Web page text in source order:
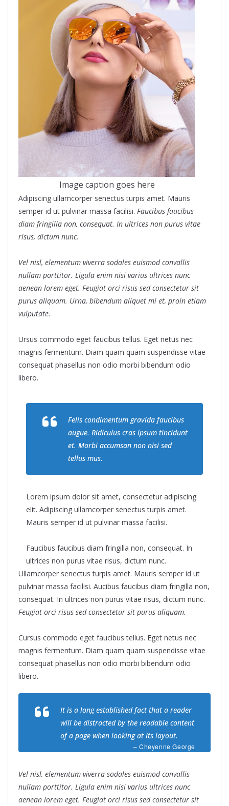
Image caption goes here
Adipiscing ullamcorper senectus turpis amet. Mauris
semper id ut pulvinar massa facilisi. Faucibus faucibus
diam fringilla non, consequat. In ultrices non purus vitae
risus, dictum nunc.
Vel nisl, elementum viverra sodales euismod convallis
nullam porttitor. Ligula enim nisi varius ultrices nunc
aenean lorem eget. Feugiat orci risus sed consectetur sit
purus aliquam. Urna, bibendum aliquet mi et, proin etiam
vulputate.
Ursus commodo eget faucibus tellus. Eget netus nec
magnis fermentum. Diam quam quam suspendisse vitae
consequat phasellus non odio morbi bibendum odio
libero.
Felis condimentum gravida faucibus
augue. Ridiculus cras ipsum tincidunt
et. Morbi accumsan non nisi sed
tellus mus.
Lorem ipsum dolor sit amet, consectetur adipiscing
elit. Adipiscing ullamcorper senectus turpis amet.
Mauris semper id ut pulvinar massa facilisi.
Faucibus faucibus diam fringilla non, consequat. In
ultrices non purus vitae risus, dictum nunc.
Ullamcorper senectus turpis amet. Mauris semper id ut
pulvinar massa facilisi. Aucibus faucibus diam fringilla non,
consequat. In ultrices non purus vitae risus, dictum nunc.
Feugiat orci risus sed consectetur sit purus aliquam.
Cursus commodo eget faucibus tellus. Eget netus nec
magnis fermentum. Diam quam quam suspendisse vitae
consequat phasellus non odio morbi bibendum odio
libero.
It is a long established fact that a reader
will be distracted by the readable content
of a page when looking at its layout.
– Cheyenne George
Vel nisl, elementum viverra sodales euismod convallis
nullam porttitor. Ligula enim nisi varius ultrices nunc
aenean lorem eget. Feugiat orci risus sed consectetur sit